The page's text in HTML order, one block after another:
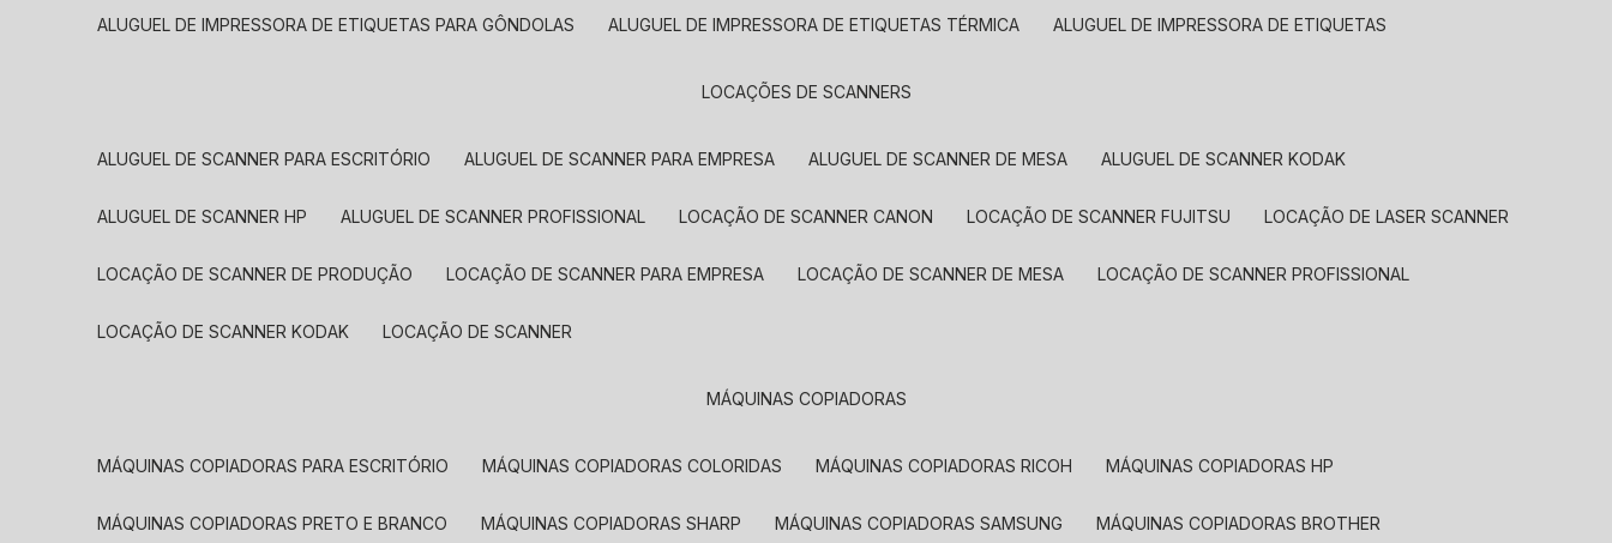
ALUGUEL DE IMPRESSORA DE ETIQUETAS PARA GÔNDOLAS ALUGUEL DE IMPRESSORA DE ETIQUETAS TÉRMICA ALUGUEL DE IMPRESSORA DE ETIQUETAS
LOCAÇÕES DE SCANNERS
ALUGUEL DE SCANNER PARA ESCRITÓRIO ALUGUEL DE SCANNER PARA EMPRESA ALUGUEL DE SCANNER DE MESA ALUGUEL DE SCANNER KODAK
ALUGUEL DE SCANNER HP ALUGUEL DE SCANNER PROFISSIONAL LOCAÇÃO DE SCANNER CANON LOCAÇÃO DE SCANNER FUJITSU LOCAÇÃO DE LASER SCANNER
LOCAÇÃO DE SCANNER DE PRODUÇÃO LOCAÇÃO DE SCANNER PARA EMPRESA LOCAÇÃO DE SCANNER DE MESA LOCAÇÃO DE SCANNER PROFISSIONAL
LOCAÇÃO DE SCANNER KODAK LOCAÇÃO DE SCANNER
MÁQUINAS COPIADORAS
MÁQUINAS COPIADORAS PARA ESCRITÓRIO MÁQUINAS COPIADORAS COLORIDAS MÁQUINAS COPIADORAS RICOH MÁQUINAS COPIADORAS HP
MÁQUINAS COPIADORAS PRETO E BRANCO MÁQUINAS COPIADORAS SHARP MÁQUINAS COPIADORAS SAMSUNG MÁQUINAS COPIADORAS BROTHER